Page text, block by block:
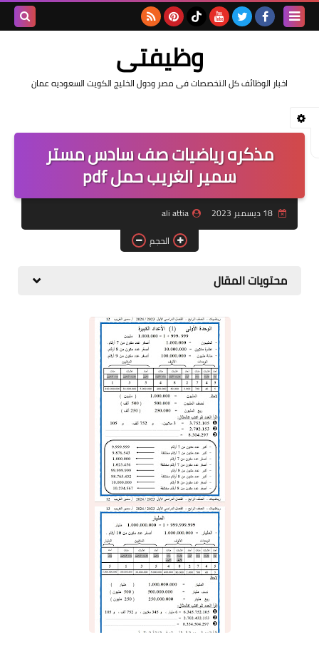
وظيفتى
اخبار الوظائف كل التخصصات فى مصر ودول الخليج الكويت السعوديه عمان
مذكره رياضيات صف سادس مستر
سمير الغريب حمل pdf
18 ديسمبر 2023
ali attia
الحجم
محتويات المقال